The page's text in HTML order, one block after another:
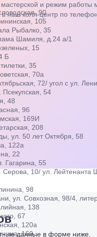
и режим работы
в наш колл-центр по
данные в форме ниже,
90
105
Рыбалко, 35
Шамиля, д.24 а/1
15
Б
35
70а
72/ угол с ул.
54
48
96
169И
208
ул. 50 лет Октября, 58
122а
22
Гагарина, 55
Серова, 10/ ул. Лейтенанта
98
ул. Совхозная, 98/4,
138
67
120а
169